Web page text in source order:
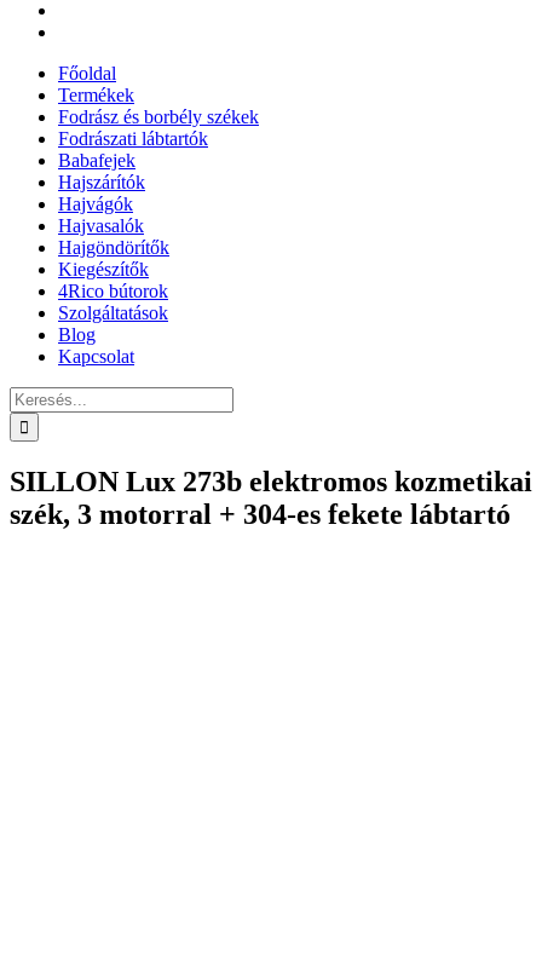
Főoldal
Termékek
Fodrász és borbély székek
Fodrászati lábtartók
Babafejek
Hajszárítók
Hajvágók
Hajvasalók
Hajgöndörítők
Kiegészítők
4Rico bútorok
Szolgáltatások
Blog
Kapcsolat
Keresés...
SILLON Lux 273b elektromos kozmetikai
szék, 3 motorral + 304-es fekete lábtartó